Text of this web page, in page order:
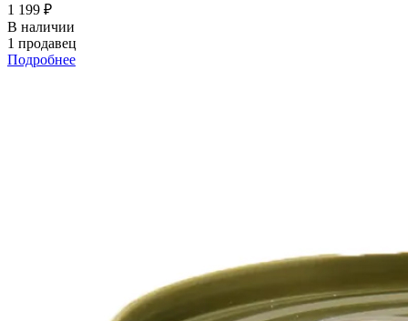
1 199 ₽
В наличии
1 продавец
Подробнее